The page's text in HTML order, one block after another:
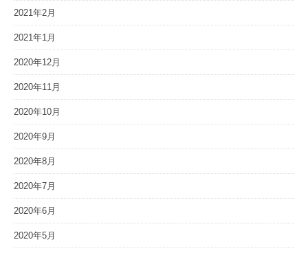
2021年2月
2021年1月
2020年12月
2020年11月
2020年10月
2020年9月
2020年8月
2020年7月
2020年6月
2020年5月